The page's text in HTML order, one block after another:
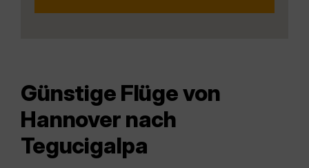
Günstige Flüge von
Hannover nach
Tegucigalpa